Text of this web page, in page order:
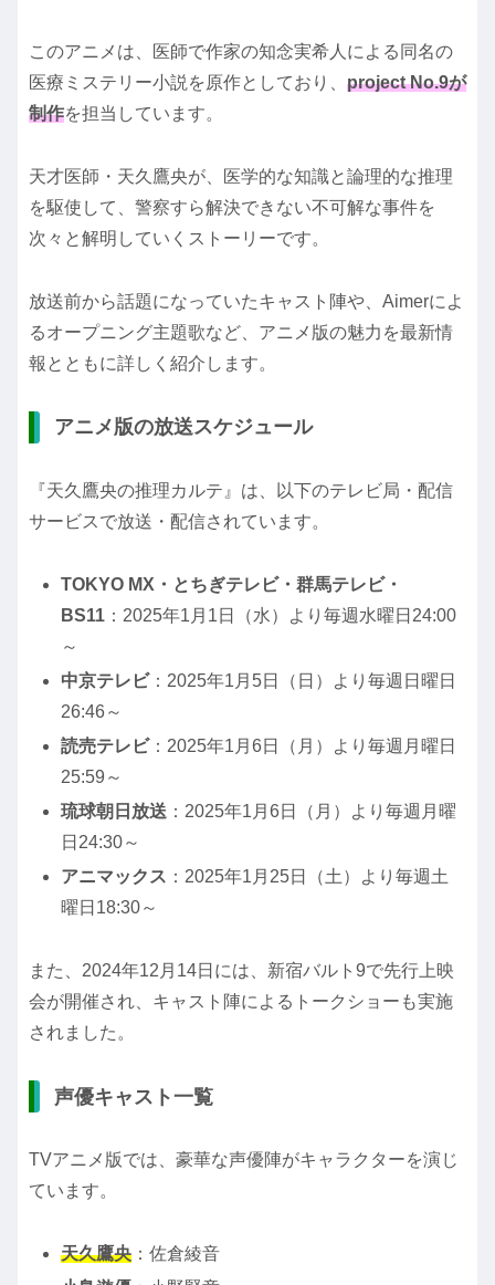
このアニメは、医師で作家の知念実希人による同名の
医療ミステリー小説を原作としており、 project No.9が
制作を担当しています。
天才医師・天久鷹央が、医学的な知識と論理的な推理
を駆使して、警察すら解決できない不可解な事件を
次々と解明していくストーリーです。
放送前から話題になっていたキャスト陣や、Aimerによ
るオープニング主題歌など、アニメ版の魅力を最新情
報とともに詳しく紹介します。
アニメ版の放送スケジュール
『天久鷹央の推理カルテ』は、以下のテレビ局・配信
サービスで放送・配信されています。
TOKYO MX・とちぎテレビ・群馬テレビ・
BS11 ：2025年1月1日（水）より毎週水曜日24:00
～
中京テレビ：2025年1月5日（日）より毎週日曜日
26:46～
読売テレビ：2025年1月6日（月）より毎週月曜日
25:59～
琉球朝日放送 ：2025年1月6日（月）より毎週月曜
日24:30～
アニマックス ：2025年1月25日（土）より毎週土
曜日18:30～
また、2024年12月14日には、新宿バルト9で先行上映
会が開催され、キャスト陣によるトークショーも実施
されました。
声優キャスト一覧
TVアニメ版では、豪華な声優陣がキャラクターを演じ
ています。
天久鷹央 ：佐倉綾音